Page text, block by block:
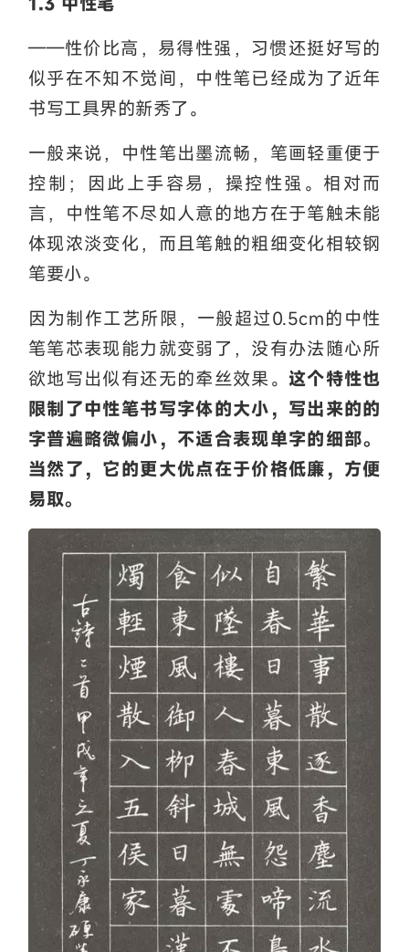
——性价比高，易得性强，习惯还挺好写的
似乎在不知不觉间，中性笔已经成为了近年
书写工具界的新秀了。
一般来说，中性笔出墨流畅，笔画轻重便于
控制；因此上手容易，操控性强。相对而
言，中性笔不尽如人意的地方在于笔触未能
体现浓淡变化，而且笔触的粗细变化相较钢
笔要小。
因为制作工艺所限，一般超过0.5cm的中性
笔笔芯表现能力就变弱了，没有办法随心所
欲地写出似有还无的牵丝效果。 这个特性也
限制了中性笔书写字体的大小，写出来的的
字普遍略微偏小，不适合表现单字的细部。
当然了，它的更大优点在于价格低廉，方便
易取。